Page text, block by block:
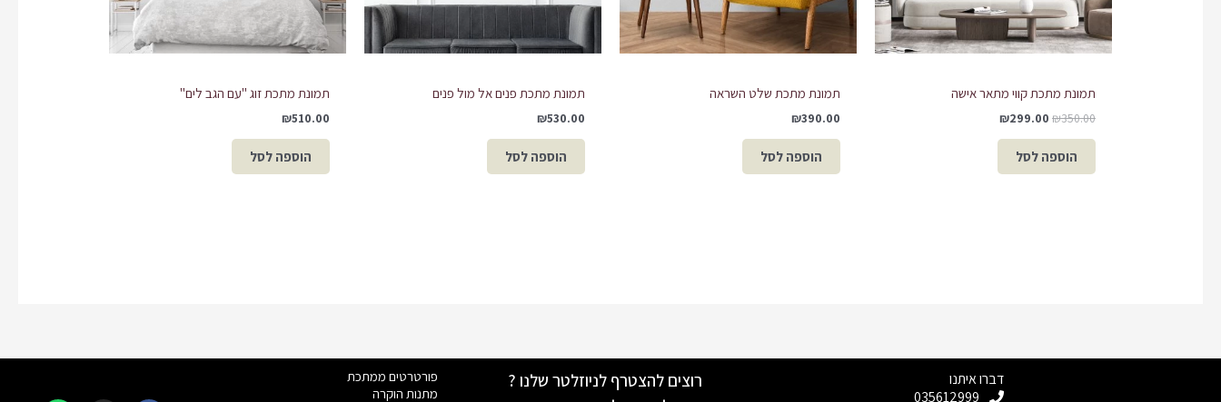
תמונת מתכת קווי מתאר אישה
₪350.00
₪299.00
הוספה לסל
תמונת מתכת שלט השראה
₪390.00
הוספה לסל
תמונת מתכת פנים אל מול פנים
₪530.00
הוספה לסל
תמונת מתכת זוג "עם הגב לים"
₪510.00
הוספה לסל
דברו איתנו
035612999
רוצים להצטרף לניוזלטר שלנו ?
פורטרטים ממתכת
מתנות הוקרה